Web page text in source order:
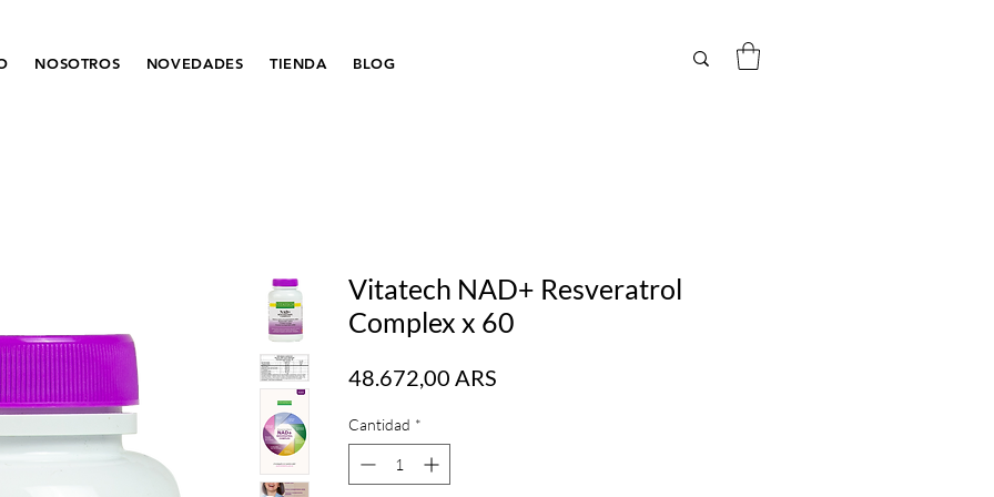
NOSOTROS NOVEDADES TIENDA BLOG
Vitatech NAD+ Resveratrol
Complex x 60
48.672,00 ARS
Cantidad *